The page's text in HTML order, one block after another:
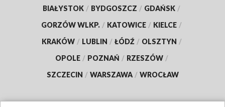
BIAŁYSTOK / BYDGOSZCZ / GDAŃSK /
GORZÓW WLKP. / KATOWICE / KIELCE /
KRAKÓW / LUBLIN / ŁÓDŹ / OLSZTYN /
OPOLE / POZNAŃ / RZESZÓW /
SZCZECIN / WARSZAWA / WROCŁAW